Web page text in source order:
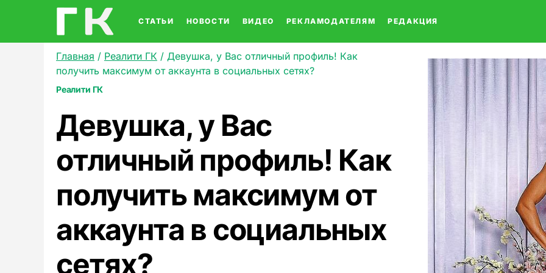
СТАТЬИ НОВОСТИ ВИДЕО РЕКЛАМОДАТЕЛЯМ РЕДАКЦИЯ
Главная / Реалити ГК / Девушка, у Вас отличный профиль! Как
получить максимум от аккаунта в социальных сетях?
Реалити ГК
Девушка, у Вас
отличный профиль! Как
получить максимум от
аккаунта в социальных
сетях?